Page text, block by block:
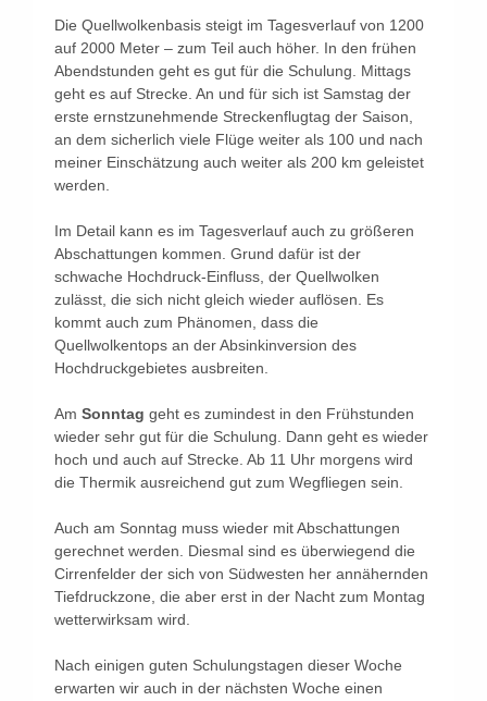
Die Quellwolkenbasis steigt im Tagesverlauf von 1200
auf 2000 Meter – zum Teil auch höher. In den frühen
Abendstunden geht es gut für die Schulung. Mittags
geht es auf Strecke. An und für sich ist Samstag der
erste ernstzunehmende Streckenflugtag der Saison,
an dem sicherlich viele Flüge weiter als 100 und nach
meiner Einschätzung auch weiter als 200 km geleistet
werden.
Im Detail kann es im Tagesverlauf auch zu größeren
Abschattungen kommen. Grund dafür ist der
schwache Hochdruck-Einfluss, der Quellwolken
zulässt, die sich nicht gleich wieder auflösen. Es
kommt auch zum Phänomen, dass die
Quellwolkentops an der Absinkinversion des
Hochdruckgebietes ausbreiten.
Am Sonntag geht es zumindest in den Frühstunden
wieder sehr gut für die Schulung. Dann geht es wieder
hoch und auch auf Strecke. Ab 11 Uhr morgens wird
die Thermik ausreichend gut zum Wegfliegen sein.
Auch am Sonntag muss wieder mit Abschattungen
gerechnet werden. Diesmal sind es überwiegend die
Cirrenfelder der sich von Südwesten her annähernden
Tiefdruckzone, die aber erst in der Nacht zum Montag
wetterwirksam wird.
Nach einigen guten Schulungstagen dieser Woche
erwarten wir auch in der nächsten Woche einen